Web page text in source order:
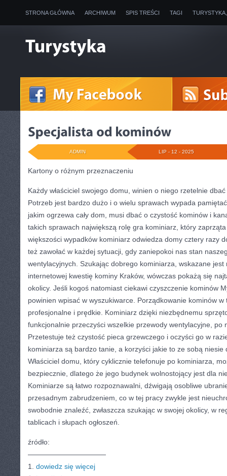
STRONA GŁÓWNA ARCHIWUM SPIS TREŚCI TAGI
LIP - 12 - 2025
ADMIN
Kartony o różnym przeznaczeniu
Każdy właściciel swojego domu, winien o niego rzetelnie
Potrzeb jest bardzo dużo i o wielu sprawach wypada
jakim ogrzewa cały dom, musi dbać o czystość kominów i
takich sprawach największą rolę gra kominiarz, który
większości wypadków kominiarz odwiedza domy cztery razy
też zawołać w każdej sytuacji, gdy zaniepokoi nas stan
wentylacyjnych. Szukając dobrego kominiarza, wskazane jest
internetowej kwestię kominy Kraków, wówczas pokażą się
okolicy. Jeśli kogoś natomiast ciekawi czyszczenie kominów
powinien wpisać w wyszukiwarce. Porządkowanie kominów
profesjonalne i prędkie. Kominiarz dzięki niezbędnemu
funkcjonalnie przeczyści wszelkie przewody wentylacyjne, po
Przetestuje też czystość pieca grzewczego i oczyści go w
kominiarza są bardzo tanie, a korzyści jakie to ze sobą niesie
Właściciel domu, który cyklicznie telefonuje po kominiarza,
bezpiecznie, dlatego że jego budynek wolnostojący jest dla
Kominiarze są łatwo rozpoznawalni, dźwigają osobliwe
przesadnym zabrudzeniem, co w tej pracy zwykle jest
swobodnie znaleźć, zwłaszcza szukając w swojej okolicy, w
tablicach i słupach ogłoszeń.
źródło:
———————————
1. dowiedz się więcej